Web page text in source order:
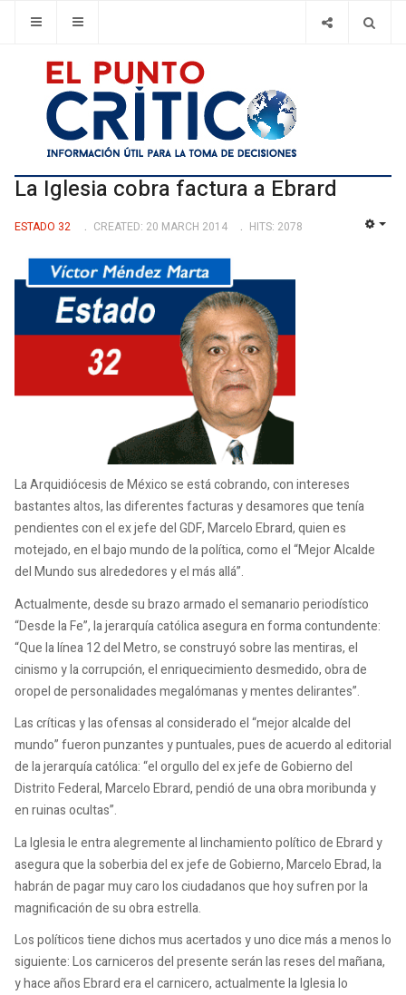
La Iglesia cobra factura a Ebrard
ESTADO 32 CREATED: 20 MARCH 2014 HITS: 2078
La Arquidiócesis de México se está cobrando, con intereses
bastantes altos, las diferentes facturas y desamores que tenía
pendientes con el ex jefe del GDF, Marcelo Ebrard, quien es
motejado, en el bajo mundo de la política, como el “Mejor Alcalde
del Mundo sus alrededores y el más allá”.
Actualmente, desde su brazo armado el semanario periodístico
“Desde la Fe”, la jerarquía católica asegura en forma contundente:
“Que la línea 12 del Metro, se construyó sobre las mentiras, el
cinismo y la corrupción, el enriquecimiento desmedido, obra de
oropel de personalidades megalómanas y mentes delirantes”.
Las críticas y las ofensas al considerado el “mejor alcalde del
mundo” fueron punzantes y puntuales, pues de acuerdo al editorial
de la jerarquía católica: “el orgullo del ex jefe de Gobierno del
Distrito Federal, Marcelo Ebrard, pendió de una obra moribunda y
en ruinas ocultas”.
La Iglesia le entra alegremente al linchamiento político de Ebrard y
asegura que la soberbia del ex jefe de Gobierno, Marcelo Ebrad, la
habrán de pagar muy caro los ciudadanos que hoy sufren por la
magnificación de su obra estrella.
Los políticos tiene dichos mus acertados y uno dice más a menos lo
siguiente: Los carniceros del presente serán las reses del mañana,
y hace años Ebrard era el carnicero, actualmente la Iglesia lo